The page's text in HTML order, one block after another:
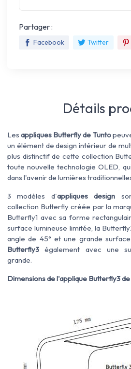
Partager :
Facebook Twitter
Détails
Lesappliques Butterfly de Tunto
un élément de design intérieur de
plus distinctif de cette collection
toute nouvelle technologie OLED,
dans l'avenir de lumières
3 modèles d'appliques design
collection Butterfly créée par la
Butterfly1 avec sa forme
surface lumineuse limitée, la
angle de 45° et une grande
Butterfly3 également avec une
grande.
Dimensions de l'applique Butterfly3